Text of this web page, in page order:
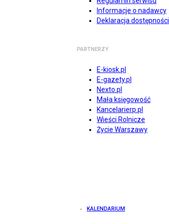
Informacje o nadawcy
Deklaracja dostępności
PARTNERZY
E-kiosk.pl
E-gazety.pl
Nexto.pl
Mała księgowość
Kancelarierp.pl
Wieści Rolnicze
Życie Warszawy
KALENDARIUM